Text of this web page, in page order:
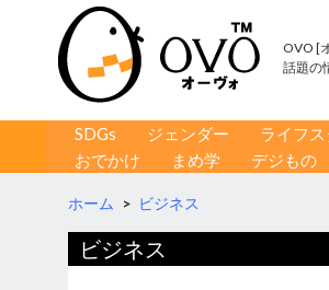
OVO [
話題の
コンテンツへ移動
SDGs ジェンダー ライフ
おでかけ
まめ学 デジもの
ホーム > ビジネス
ビジネス